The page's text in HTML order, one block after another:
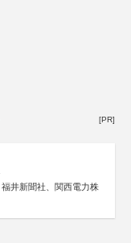
[PR]
井新聞社、関西電力株